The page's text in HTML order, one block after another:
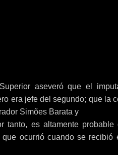
aseveró que el
era jefe del segundo; que la
Simões Barata y
tanto, es altamente probable
ocurrió cuando se recibió